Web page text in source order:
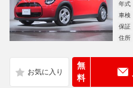
年式
車検
保証
住所
無
料